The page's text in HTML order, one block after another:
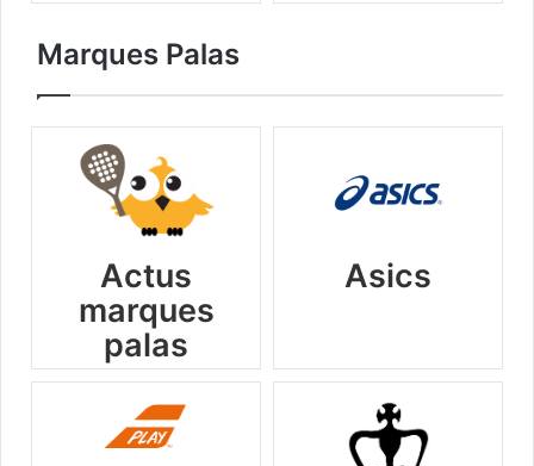
Marques Palas
Actus
marques
palas
Asics